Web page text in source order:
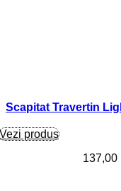
Scapitat Travertin
Vezi produs
137,00